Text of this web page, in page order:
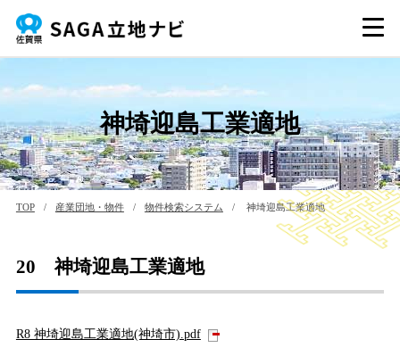
神埼迎島工業適地
TOP / 産業団地・物件 / 物件検索システム / 神埼迎島工業適地
20 神埼迎島工業適地
R8 神埼迎島工業適地(神埼市).pdf